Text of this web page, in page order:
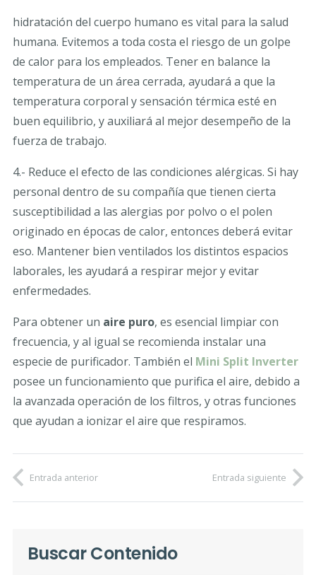
hidratación del cuerpo humano es vital para la salud
humana. Evitemos a toda costa el riesgo de un golpe
de calor para los empleados. Tener en balance la
temperatura de un área cerrada, ayudará a que la
temperatura corporal y sensación térmica esté en
buen equilibrio, y auxiliará al mejor desempeño de la
fuerza de trabajo.
4.- Reduce el efecto de las condiciones alérgicas. Si hay
personal dentro de su compañía que tienen cierta
susceptibilidad a las alergias por polvo o el polen
originado en épocas de calor, entonces deberá evitar
eso. Mantener bien ventilados los distintos espacios
laborales, les ayudará a respirar mejor y evitar
enfermedades.
Para obtener un aire puro, es esencial limpiar con
frecuencia, y al igual se recomienda instalar una
especie de purificador. También el Mini Split Inverter
posee un funcionamiento que purifica el aire, debido a
la avanzada operación de los filtros, y otras funciones
que ayudan a ionizar el aire que respiramos.
Entrada anterior Entrada siguiente
Buscar Contenido